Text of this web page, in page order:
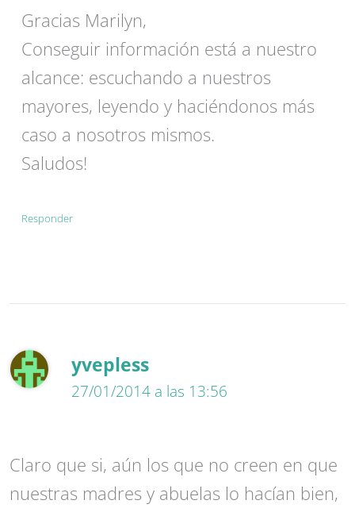
Gracias Marilyn,
Conseguir información está a nuestro
alcance: escuchando a nuestros
mayores, leyendo y haciéndonos más
caso a nosotros mismos.
Saludos!
Responder
yvepless
27/01/2014 a las 13:56
Claro que si, aún los que no creen en que
nuestras madres y abuelas lo hacían bien,